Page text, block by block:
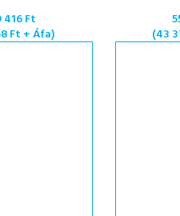
416Ft
Ft + Áfa)
(43